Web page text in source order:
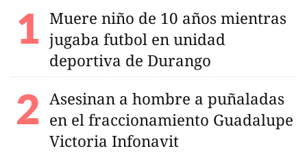
Muere niño de 10 años mientras
jugaba futbol en unidad
deportiva de Durango
Asesinan a hombre a puñaladas
en el fraccionamiento Guadalupe
Victoria Infonavit